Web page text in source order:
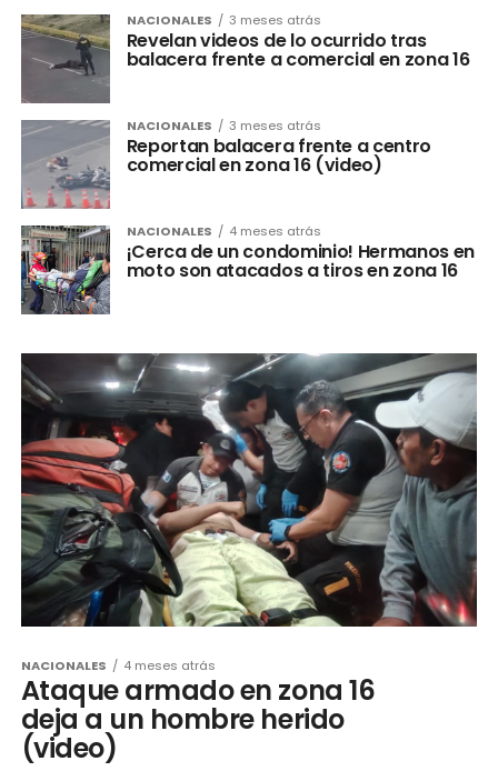
NACIONALES 3 meses atrás
Revelan videos de lo ocurrido tras
balacera frente a comercial en zona 16
NACIONALES 3 meses atrás
Reportan balacera frente a centro
comercial en zona 16 (video)
NACIONALES 4 meses atrás
¡Cerca de un condominio! Hermanos en
moto son atacados a tiros en zona 16
NACIONALES 4 meses atrás
Ataque armado en zona 16
deja a un hombre herido
(video)